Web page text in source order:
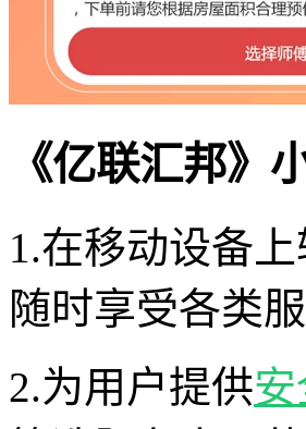
《亿联汇邦》
1.在移动设备
随时享受各类服
2.为用户提供